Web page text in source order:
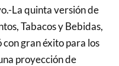
La quinta versión de
Tabacos y Bebidas,
gran éxito para los
proyección de